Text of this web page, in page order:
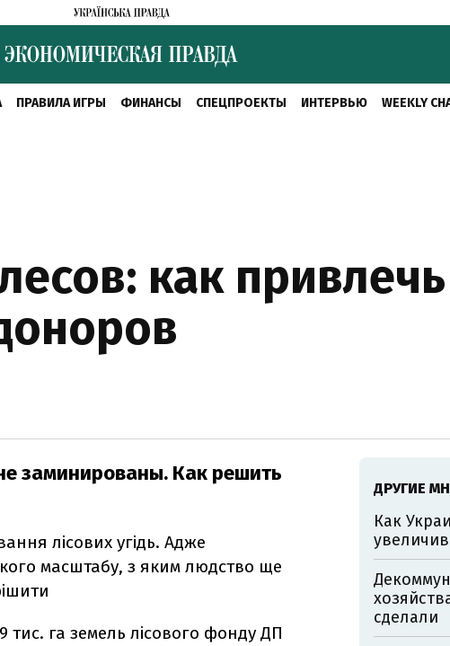
ПРАВИЛА ИГРЫ ФИНАНСЫ СПЕЦПРОЕКТЫ ИНТЕРВЬЮ WEEKLY
как привлечь
заминированы. Как решить
лісових угідь. Адже
масштабу, з яким людство ще
тис. га земель лісового фонду ДП
ДРУГИЕ
Как
сделали